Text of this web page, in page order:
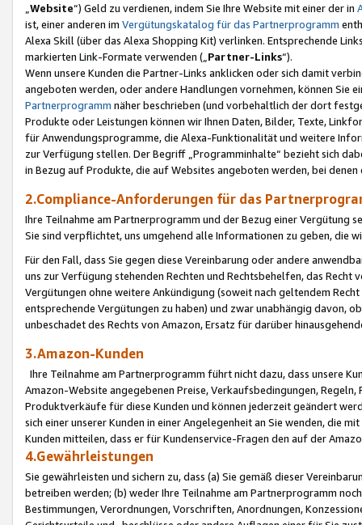
Website“) Geld zu verdienen, indem Sie Ihre Website mit einer der in
ist, einer anderen im Vergütungskatalog für das Partnerprogramm
Alexa Skill (über das Alexa Shopping Kit) verlinken. Entsprechende
markierten Link-Formate verwenden („ Partner-Links“).
Wenn unsere Kunden die Partner-Links anklicken oder sich damit
angeboten werden, oder andere Handlungen vornehmen, können Sie
Partnerprogramm näher beschrieben (und vorbehaltlich der dort
Produkte oder Leistungen können wir Ihnen Daten, Bilder, Texte,
für Anwendungsprogramme, die Alexa-Funktionalität und weitere
zur Verfügung stellen. Der Begriff „Programminhalte“ bezieht sich
in Bezug auf Produkte, die auf Websites angeboten werden, bei
2.Compliance-Anforderungen für das
Ihre Teilnahme am Partnerprogramm und der Bezug einer Vergütung
Sie sind verpflichtet, uns umgehend alle Informationen zu geben, die
Für den Fall, dass Sie gegen diese Vereinbarung oder andere
uns zur Verfügung stehenden Rechten und Rechtsbehelfen, das
Vergütungen ohne weitere Ankündigung (soweit nach geltendem
entsprechende Vergütungen zu haben) und zwar unabhängig davon,
unbeschadet des Rechts von Amazon, Ersatz für darüber
3.Amazon-Kunden
Ihre Teilnahme am Partnerprogramm führt nicht dazu, dass unsere
Amazon-Website angegebenen Preise, Verkaufsbedingungen,
Produktverkäufe für diese Kunden und können jederzeit geändert
sich einer unserer Kunden in einer Angelegenheit an Sie wenden, die
Kunden mitteilen, dass er für Kundenservice-Fragen den auf der
4.Gewährleistungen
Sie gewährleisten und sichern zu, dass (a) Sie gemäß dieser
betreiben werden; (b) weder Ihre Teilnahme am Partnerprogramm
Bestimmungen, Verordnungen, Vorschriften, Anordnungen,